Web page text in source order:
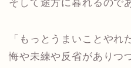
そして途方に暮れるので
「もっとうまいことやれ
悔や未練や反省がありつ